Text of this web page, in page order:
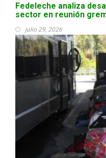
Fedeleche analiza
sector en reunión
julio 29, 2026